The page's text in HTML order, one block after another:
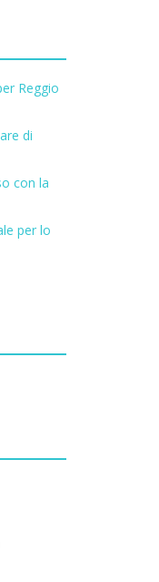
Reggio
di
con la
per lo